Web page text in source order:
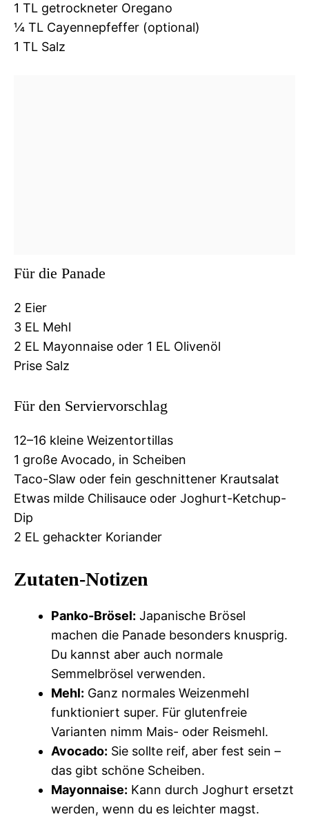
1 TL getrockneter Oregano
¼ TL Cayennepfeffer (optional)
1 TL Salz
Für die Panade
2 Eier
3 EL Mehl
2 EL Mayonnaise oder 1 EL Olivenöl
Prise Salz
Für den Serviervorschlag
12–16 kleine Weizentortillas
1 große Avocado, in Scheiben
Taco-Slaw oder fein geschnittener Krautsalat
Etwas milde Chilisauce oder Joghurt-Ketchup-
Dip
2 EL gehackter Koriander
Zutaten-Notizen
Panko-Brösel: Japanische Brösel
machen die Panade besonders knusprig.
Du kannst aber auch normale
Semmelbrösel verwenden.
Mehl: Ganz normales Weizenmehl
funktioniert super. Für glutenfreie
Varianten nimm Mais- oder Reismehl.
Avocado: Sie sollte reif, aber fest sein –
das gibt schöne Scheiben.
Mayonnaise: Kann durch Joghurt ersetzt
werden, wenn du es leichter magst.